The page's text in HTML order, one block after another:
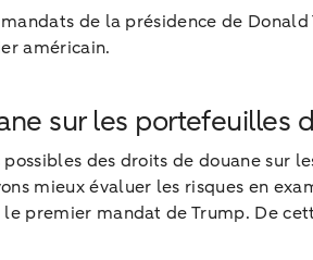
de la présidence de
américain.
sur les portefeuilles
des droits de douane
mieux évaluer les risques en
premier mandat de Trump. De